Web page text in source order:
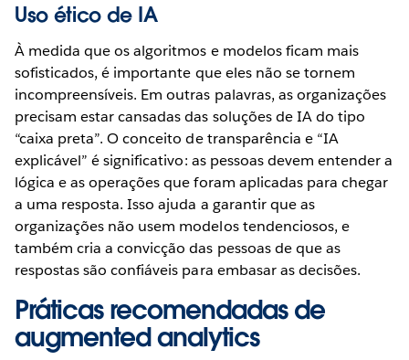
Uso ético de IA
À medida que os algoritmos e modelos ficam mais
sofisticados, é importante que eles não se tornem
incompreensíveis. Em outras palavras, as organizações
precisam estar cansadas das soluções de IA do tipo
“caixa preta”. O conceito de transparência e “IA
explicável” é significativo: as pessoas devem entender a
lógica e as operações que foram aplicadas para chegar
a uma resposta. Isso ajuda a garantir que as
organizações não usem modelos tendenciosos, e
também cria a convicção das pessoas de que as
respostas são confiáveis ​​para embasar as decisões.
Práticas recomendadas de
augmented analytics